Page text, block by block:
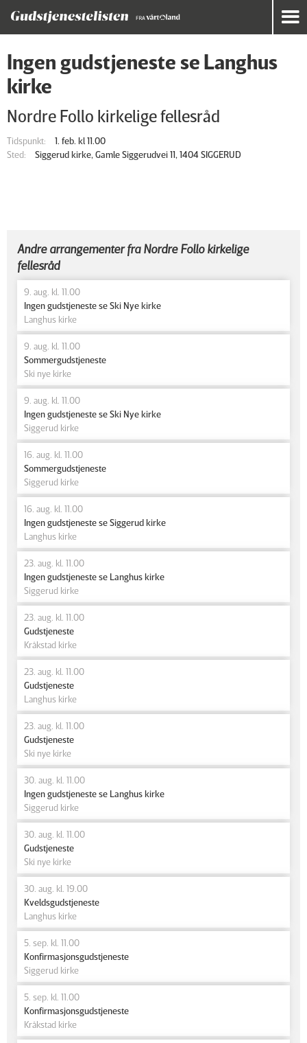
Ingen gudstjeneste se Langhus
kirke
Nordre Follo kirkelige fellesråd
Tidspunkt:
1. feb. kl 11.00
Sted:
Siggerud kirke, Gamle Siggerudvei 11, 1404 SIGGERUD
Andre arrangementer fra Nordre Follo kirkelige
fellesråd
9. aug. kl. 11.00
Ingen gudstjeneste se Ski Nye kirke
Langhus kirke
9. aug. kl. 11.00
Sommergudstjeneste
Ski nye kirke
9. aug. kl. 11.00
Ingen gudstjeneste se Ski Nye kirke
Siggerud kirke
16. aug. kl. 11.00
Sommergudstjeneste
Siggerud kirke
16. aug. kl. 11.00
Ingen gudstjeneste se Siggerud kirke
Langhus kirke
23. aug. kl. 11.00
Ingen gudstjeneste se Langhus kirke
Siggerud kirke
23. aug. kl. 11.00
Gudstjeneste
Kråkstad kirke
23. aug. kl. 11.00
Gudstjeneste
Langhus kirke
23. aug. kl. 11.00
Gudstjeneste
Ski nye kirke
30. aug. kl. 11.00
Ingen gudstjeneste se Langhus kirke
Siggerud kirke
30. aug. kl. 11.00
Gudstjeneste
Ski nye kirke
30. aug. kl. 19.00
Kveldsgudstjeneste
Langhus kirke
5. sep. kl. 11.00
Konfirmasjonsgudstjeneste
Siggerud kirke
5. sep. kl. 11.00
Konfirmasjonsgudstjeneste
Kråkstad kirke